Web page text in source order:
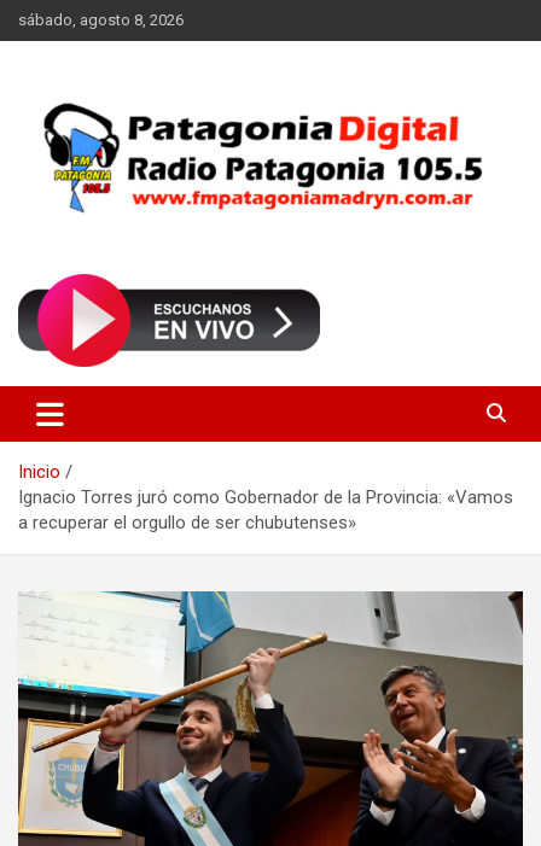
Saltar
al
sábado, agosto 8, 2026
FM Patagonia Madryn
Inicio
Ignacio Torres juró como Gobernador de la Provincia: «Vamos
a recuperar el orgullo de ser chubutenses»